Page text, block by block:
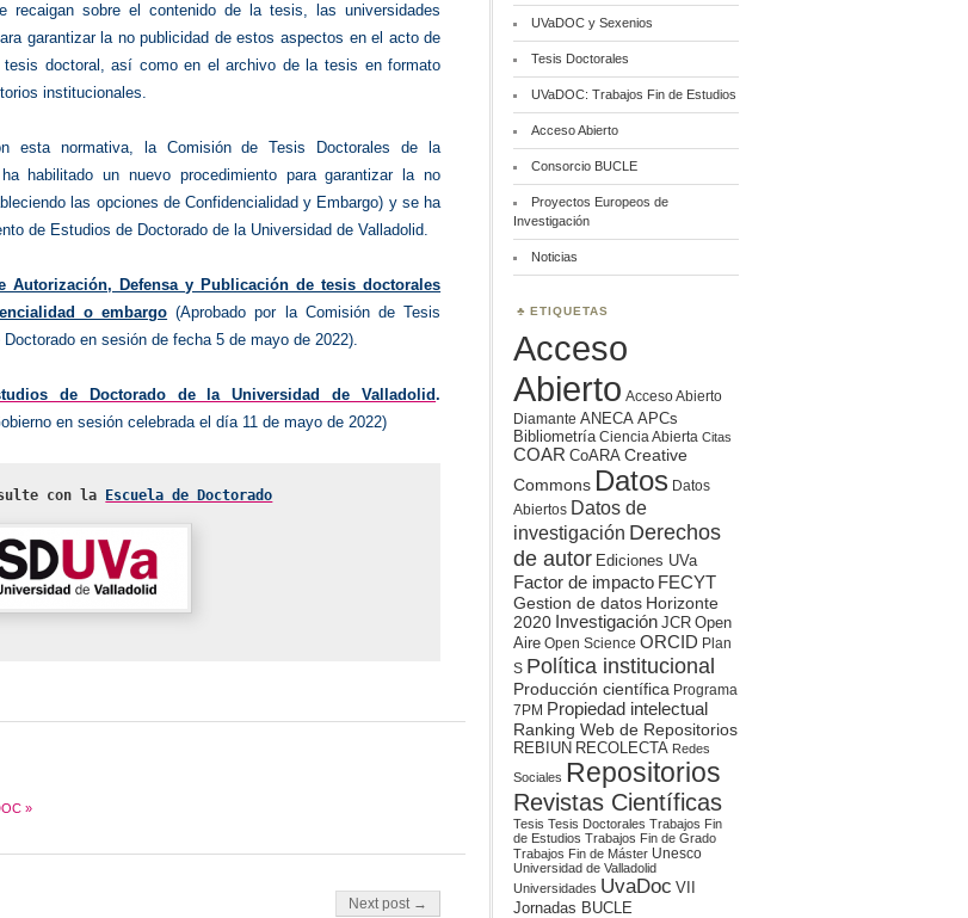
recaigan sobre el contenido de la tesis, las universidades
garantizar la no publicidad de estos aspectos en el acto de
doctoral, así como en el archivo de la tesis en formato
institucionales.
esta normativa, la Comisión de Tesis Doctorales de la
habilitado un nuevo procedimiento para garantizar la no
las opciones de Confidencialidad y Embargo) y se ha
de Estudios de Doctorado de la Universidad de Valladolid.
Autorización, Defensa y Publicación de tesis doctorales
o embargo (Aprobado por la Comisión de Tesis
en sesión de fecha 5 de mayo de 2022).
de Doctorado de la Universidad de Valladolid.
en sesión celebrada el día 11 de mayo de 2022)
con la Escuela de Doctorado
»
Next post →
UVaDOC y Sexenios
Tesis Doctorales
UVaDOC: Trabajos Fin de Estudios
Acceso Abierto
Consorcio BUCLE
Proyectos Europeos de
Investigación
Noticias
ETIQUETAS
Acceso
Abierto Acceso Abierto
Diamante ANECA APCs
Bibliometría Ciencia Abierta Citas
COAR CoARA Creative
Commons Datos Datos
Abiertos Datos de
investigación Derechos
de autor Ediciones UVa
Factor de impacto FECYT
Gestion de datos Horizonte
2020 Investigación JCR Open
Aire Open Science ORCID Plan
S Política institucional
Producción científica Programa
7PM Propiedad intelectual
Ranking Web de Repositorios
REBIUN RECOLECTA Redes
Sociales Repositorios
Revistas Científicas
Tesis Tesis Doctorales Trabajos Fin
de Estudios Trabajos Fin de Grado
Trabajos Fin de Máster Unesco
Universidad de Valladolid
Universidades UvaDoc VII
Jornadas BUCLE